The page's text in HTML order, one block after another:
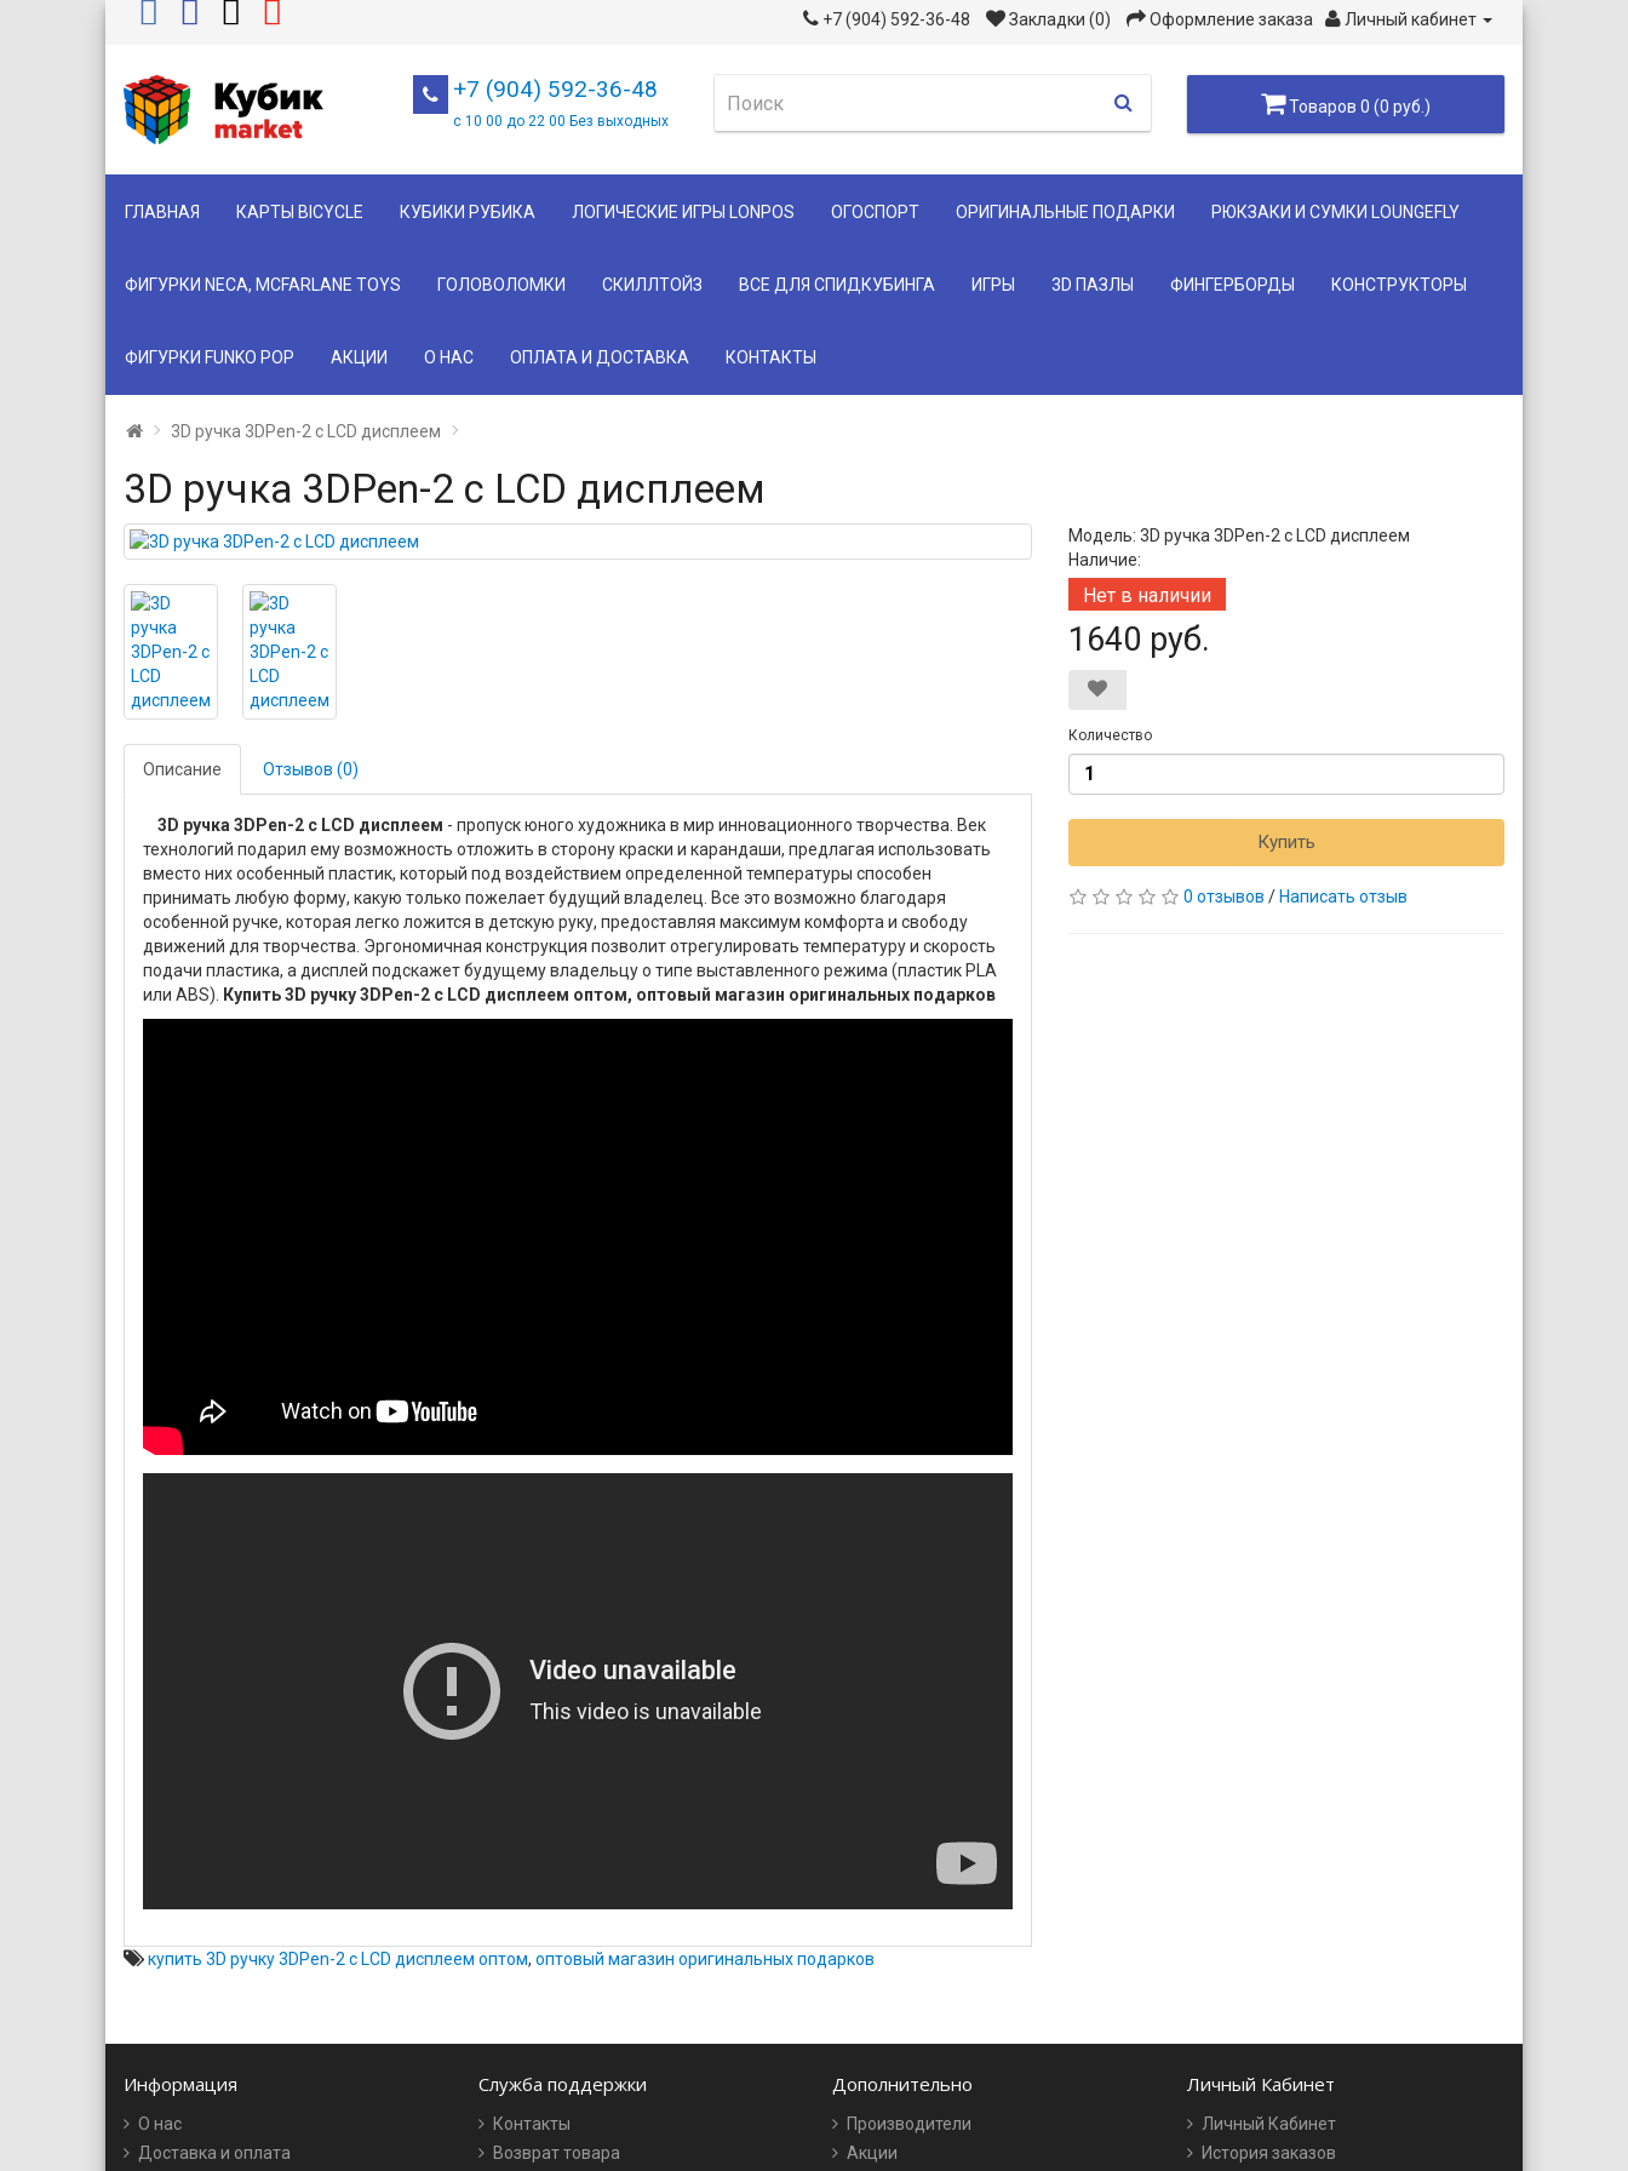
+7 (904) 592-36-48 Закладки (0) Оформление заказа Личный кабинет
+7 (904) 592-36-48
с 10 00 до 22 00 Без выходных
Товаров 0 (0 руб.)
ГЛАВНАЯ КАРТЫ BICYCLE КУБИКИ РУБИКА ЛОГИЧЕСКИЕ ИГРЫ LONPOS ОГОСПОРТ ОРИГИНАЛЬНЫЕ ПОДАРКИ РЮКЗАКИ И СУМКИ LOUNGEFLY
ФИГУРКИ NECA, MCFARLANE TOYS ГОЛОВОЛОМКИ СКИЛЛТОЙЗ ВСЕ ДЛЯ СПИДКУБИНГА ИГРЫ 3D ПАЗЛЫ ФИНГЕРБОРДЫ КОНСТРУКТОРЫ
ФИГУРКИ FUNKO POP АКЦИИ О НАС ОПЛАТА И ДОСТАВКА КОНТАКТЫ
3D ручка 3DPen-2 с LCD дисплеем
3D ручка 3DPen-2 с LCD дисплеем
Описание Отзывов (0)
3D ручка 3DPen-2 с LCD дисплеем - пропуск юного художника в мир инновационного творчества. Век
технологий подарил ему возможность отложить в сторону краски и карандаши, предлагая использовать
вместо них особенный пластик, который под воздействием определенной температуры способен
принимать любую форму, какую только пожелает будущий владелец. Все это возможно благодаря
особенной ручке, которая легко ложится в детскую руку, предоставляя максимум комфорта и свободу
движений для творчества. Эргономичная конструкция позволит отрегулировать температуру и скорость
подачи пластика, а дисплей подскажет будущему владельцу о типе выставленного режима (пластик PLA
или ABS).
Купить 3D ручку 3DPen-2 с LCD дисплеем оптом, оптовый магазин оригинальных подарков
Модель: 3D ручка 3DPen-2 с LCD дисплеем
Наличие:
Нет в наличии
1640 руб.
Количество
Купить
0 отзывов / Написать отзыв
купить 3D ручку 3DPen-2 с LCD дисплеем оптом, оптовый магазин оригинальных подарков
Информация
О нас
Доставка и оплата
Служба поддержки
Контакты
Возврат товара
Дополнительно
Производители
Акции
Личный Кабинет
Личный Кабинет
История заказов